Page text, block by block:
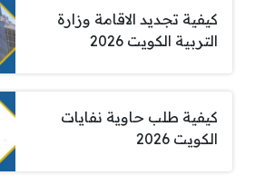
كيفية تجديد الاقامة وزارة
التربية الكويت 2026
كيفية طلب حاوية نفايات
الكويت 2026